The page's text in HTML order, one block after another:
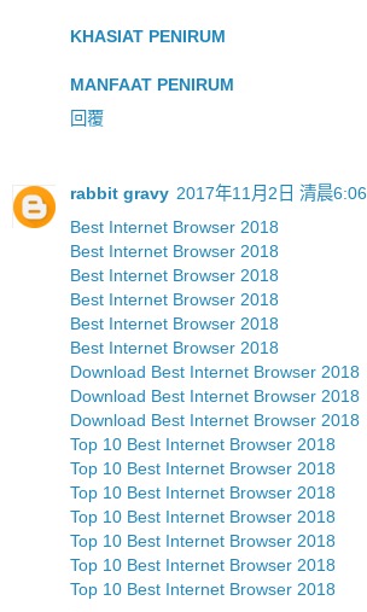
KHASIAT PENIRUM
MANFAAT PENIRUM
回覆
rabbit gravy 2017年11月2日 清晨6:06
Best Internet Browser 2018
Best Internet Browser 2018
Best Internet Browser 2018
Best Internet Browser 2018
Best Internet Browser 2018
Best Internet Browser 2018
Download Best Internet Browser 2018
Download Best Internet Browser 2018
Download Best Internet Browser 2018
Top 10 Best Internet Browser 2018
Top 10 Best Internet Browser 2018
Top 10 Best Internet Browser 2018
Top 10 Best Internet Browser 2018
Top 10 Best Internet Browser 2018
Top 10 Best Internet Browser 2018
Top 10 Best Internet Browser 2018